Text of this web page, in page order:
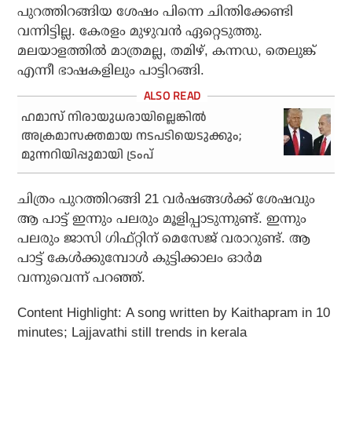
പുറത്തിറങ്ങിയ ശേഷം പിന്നെ ചിന്തിക്കേണ്ടി
വന്നിട്ടില്ല. കേരളം മുഴുവൻ ഏറ്റെടുത്തു.
മലയാളത്തിൽ മാത്രമല്ല, തമിഴ്, കന്നഡ, തെലുങ്ക്
എന്നീ ഭാഷകളിലും പാട്ടിറങ്ങി.
ഹമാസ് നിരായുധരായില്ലെങ്കില്‍
അക്രമാസക്തമായ നടപടിയെടുക്കും;
മുന്നറിയിപ്പുമായി ട്രംപ്
ചിത്രം പുറത്തിറങ്ങി 21 വർഷങ്ങൾക്ക് ശേഷവും
ആ പാട്ട് ഇന്നും പലരും മൂളിപ്പാടുന്നുണ്ട്. ഇന്നും
പലരും ജാസി ഗിഫ്റ്റിന് മെസേജ് വരാറുണ്ട്. ആ
പാട്ട് കേൾക്കുമ്പോൾ കുട്ടിക്കാലം ഓർമ
വന്നുവെന്ന് പറഞ്ഞ്.
Content Highlight: A song written by Kaithapram in 10
minutes; Lajjavathi still trends in kerala